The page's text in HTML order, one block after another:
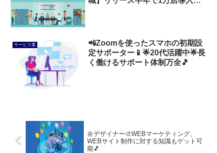
サービス業
📲Zoomを使ったスマホの初期設
定サポーター📱🌟20代活躍中🌟長
く働けるサポート体制万全🎵
🌼デザイナー🎨WEBマーケティング、
WEBサイト制作に対する知識もゲット可
能🎵